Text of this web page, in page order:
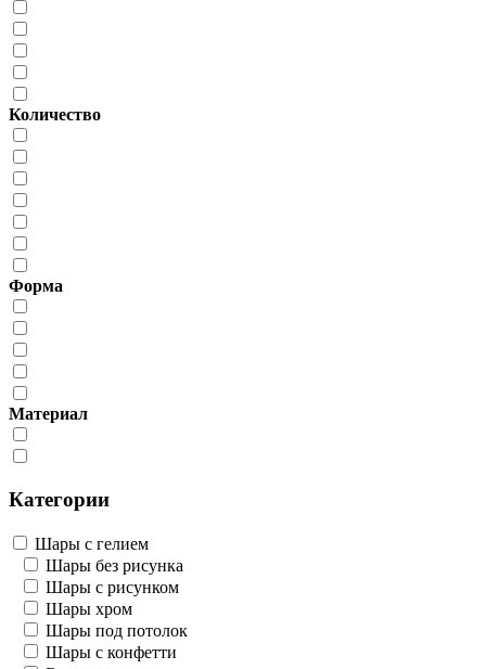
Количество
Форма
Материал
Категории
Шары с гелием
Шары без рисунка
Шары с рисунком
Шары хром
Шары под потолок
Шары с конфетти